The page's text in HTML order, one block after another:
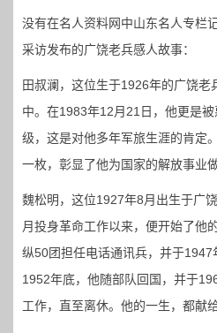
没有在名人资料网中山东名人专栏
采访发布的广饶老兵感人故事：
田叔澜，这位生于1926年的广饶老
中。在1983年12月21日，他更是
级，这是对他多年军旅生涯的肯定
一枚，彰显了他为国家的解放事业
魏松明，这位1927年8月出生于广
月投身革命工作以来，便开始了他
纵50团担任电话通讯兵，并于1947
1952年底，他随部队回国，并于
工作，直至离休。他的一生，都献